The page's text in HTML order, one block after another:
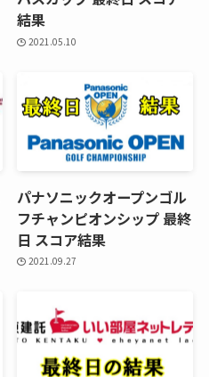
結果
2021.05.10
パナソニックオープンゴル
フチャンピオンシップ 最終
日 スコア結果
2021.09.27